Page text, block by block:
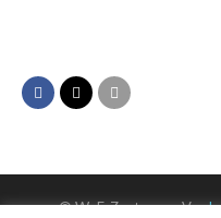
© WuF-Zentrum e. V. –